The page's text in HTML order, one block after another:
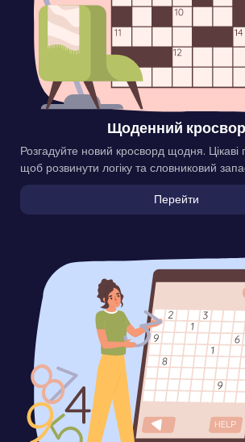
Щоденний
Розгадуйте новий кросворд щодня. Цікаві
щоб розвинути логіку та словниковий
Перейти